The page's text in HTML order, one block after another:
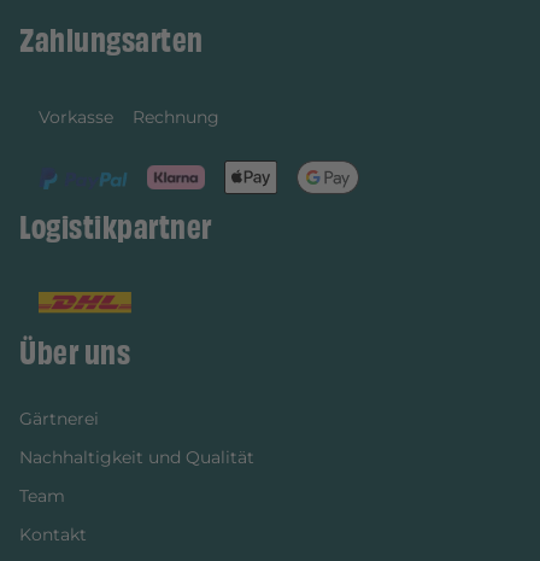
Zahlungsarten
Vorkasse Rechnung
Logistikpartner
Über uns
Gärtnerei
Nachhaltigkeit und Qualität
Team
Kontakt